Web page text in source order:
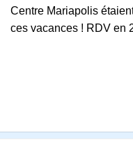
Centre Mariapolis
ces vacances ! RDV en